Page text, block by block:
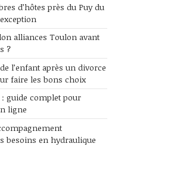
d’hôtes près du Puy du
alliances Toulon avant
?
l’enfant après un divorce
faire les bons choix
guide complet pour
ligne
besoins en hydraulique